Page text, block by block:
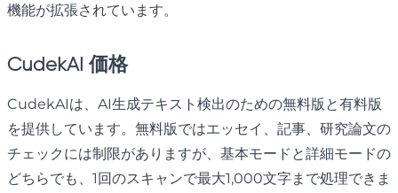
機能が拡張されています。
CudekAI 価格
CudekAIは、AI生成テキスト検出のための無料版と有料版
を提供しています。無料版ではエッセイ、記事、研究論文の
チェックには制限がありますが、基本モードと詳細モードの
どちらでも、1回のスキャンで最大1,000文字まで処理できま